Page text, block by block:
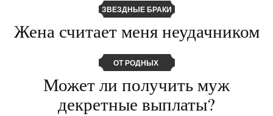
ЗВЕЗДНЫЕ БРАКИ
Жена считает меня неудачником
ОТ РОДНЫХ
Может ли получить муж
декретные выплаты?